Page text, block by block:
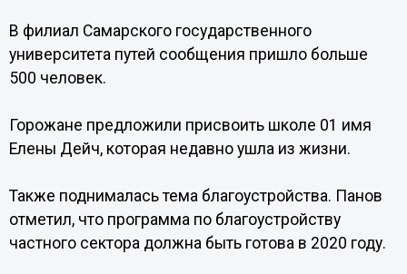
В филиал Самарского государственного
университета путей сообщения пришло больше
500 человек.
Горожане предложили присвоить школе 01 имя
Елены Дейч, которая недавно ушла из жизни.
Также поднималась тема благоустройства. Панов
отметил, что программа по благоустройству
частного сектора должна быть готова в 2020 году.